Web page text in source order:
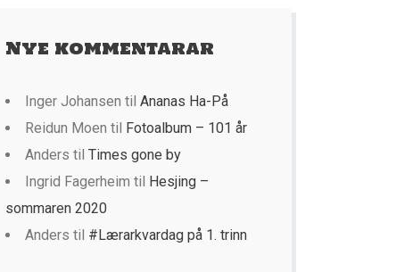
Nye kommentarar
Inger Johansen til Ananas Ha-På
Reidun Moen til Fotoalbum – 101 år
Anders til Times gone by
Ingrid Fagerheim til Hesjing –
sommaren 2020
Anders til #Lærarkvardag på 1. trinn